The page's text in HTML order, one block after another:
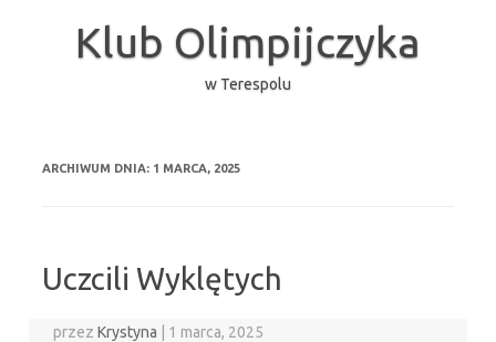
Klub Olimpijczyka
w Terespolu
ARCHIWUM DNIA: 1 MARCA, 2025
Uczcili Wyklętych
przezKrystyna 1 marca, 2025